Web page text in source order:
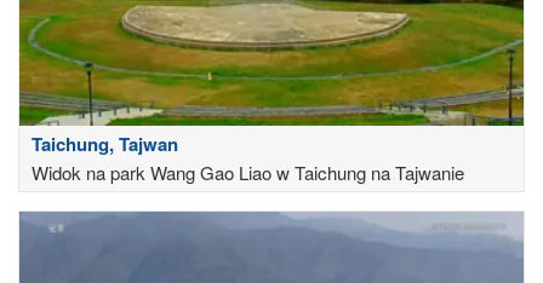
Taichung, Tajwan
Widok na park Wang Gao Liao w Taichung na Tajwanie